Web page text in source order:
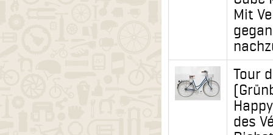
Mit
Tour
des